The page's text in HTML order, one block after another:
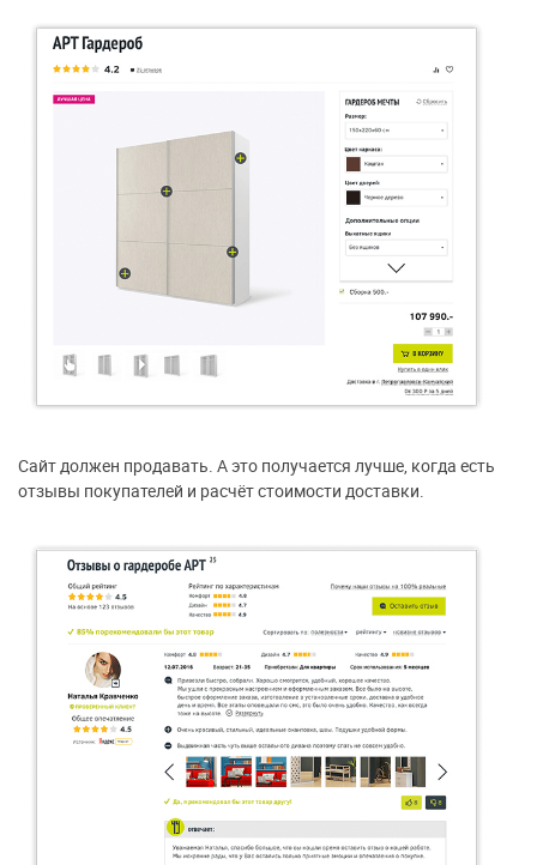
Сайт должен продавать. А это получается лучше, когда есть
отзывы покупателей и расчёт стоимости доставки.